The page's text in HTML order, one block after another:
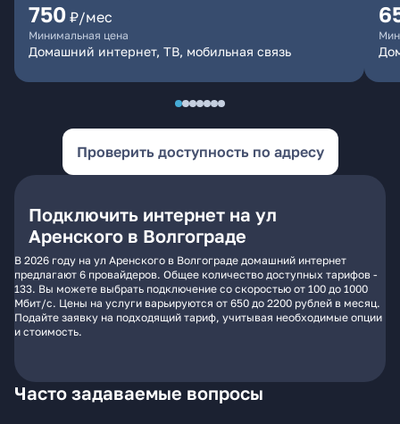
750 ₽/мес
Минимальная цена
Домашний интернет, ТВ, мобильная связь
Проверить доступность по адресу
Подключить интернет на ул
Аренского в Волгограде
В 2026 году на ул Аренского в Волгограде домашний интернет
предлагают 6 провайдеров. Общее количество доступных тарифов -
133. Вы можете выбрать подключение со скоростью от 100 до 1000
Мбит/с. Цены на услуги варьируются от 650 до 2200 рублей в месяц.
Подайте заявку на подходящий тариф, учитывая необходимые опции
и стоимость.
Часто задаваемые вопросы